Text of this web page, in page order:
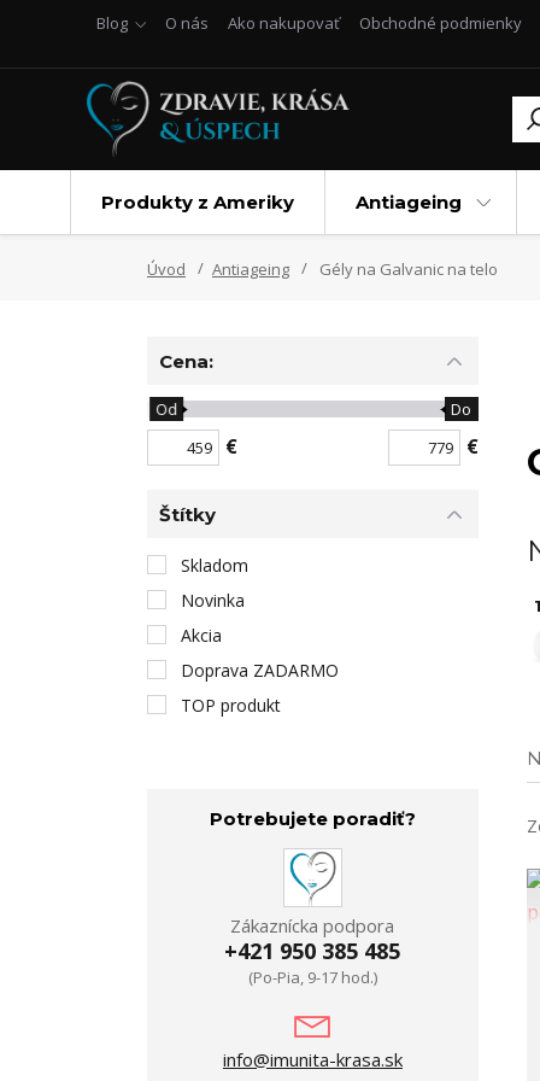
Blog O nás Ako nakupovať Obchodné podmienky
Produkty z Ameriky Antiageing
Úvod Antiageing Gély na Galvanic na telo
Cena:
€
Od Do
€
Štítky
Skladom
Novinka
Akcia
Doprava ZADARMO
TOP produkt
Potrebujete poradiť?
Zákaznícka podpora
+421 950 385 485
(Po-Pia, 9-17 hod.)
info@imunita-krasa.sk